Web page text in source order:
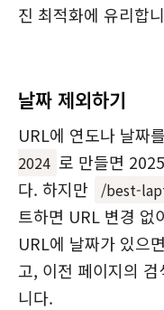
진 최적화에 유리합
날짜 제외하기
URL에 연도나 날짜
2024 로 만들면
다. 하지만
/best-
트하면 URL 변경 없
URL에 날짜가 있으
고, 이전 페이지의
니다.